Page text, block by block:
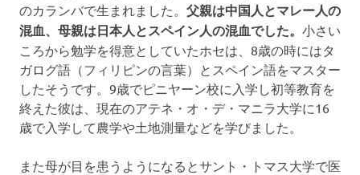
イ
タ
ー
が
のカランバで生まれました。 父親は中国人とマレー人の
混血、母親は日本人とスペイン人の混血でした。 小さい
ころから勉学を得意としていたホセは、8歳の時にはタ
ガログ語（フィリピンの言葉）とスペイン語をマスター
したそうです。9歳でピニヤーン校に入学し初等教育を
終えた彼は、現在のアテネ・オ・デ・マニラ大学に16
歳で入学して農学や土地測量などを学びました。
また母が目を患うようになるとサント・トマス大学で医